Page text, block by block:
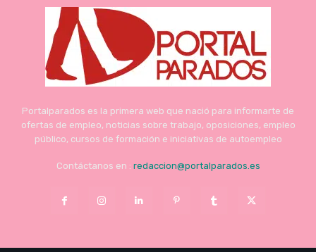
Portalparados es la primera web que nació para informarte de
ofertas de empleo, noticias sobre trabajo, oposiciones, empleo
público, cursos de formación e iniciativas de autoempleo
Contáctanos en : redaccion@portalparados.es